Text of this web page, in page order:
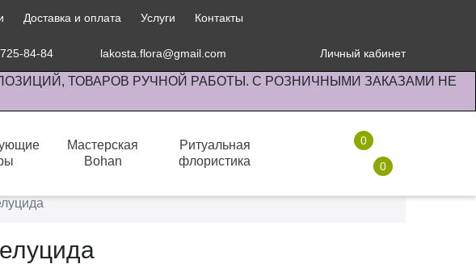
Доставка и оплата Услуги Контакты
84-84 lakosta.flora@gmail.com Личный кабинет
ТОВАРОВ РУЧНОЙ РАБОТЫ. С РОЗНИЧНЫМИ ЗАКАЗАМИ НЕ
Мастерская
Bohan
Ритуальная
флористика
0
0